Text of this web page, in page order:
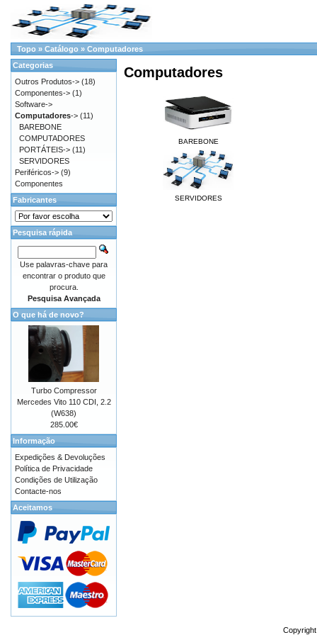
Topo » Catálogo » Computadores
Computadores
BAREBONE
SERVIDORES
Categorias
Outros Produtos-> (18)
Componentes-> (1)
Software->
Computadores-> (11)
BAREBONE
COMPUTADORES
PORTÁTEIS-> (11)
SERVIDORES
Periféricos-> (9)
Componentes
Fabricantes
Pesquisa rápida
Use palavras-chave para
encontrar o produto que
procura.
Pesquisa Avançada
O que há de novo?
Turbo Compressor
Mercedes Vito 110 CDI, 2.2
(W638)
285.00€
Informação
Expedições & Devoluções
Política de Privacidade
Condições de Utilização
Contacte-nos
Aceitamos